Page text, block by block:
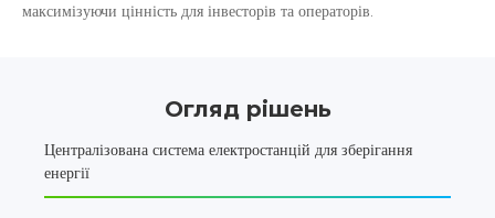
максимізуючи цінність для інвесторів та операторів.
Огляд рішень
Централізована система електростанцій для зберігання
енергії